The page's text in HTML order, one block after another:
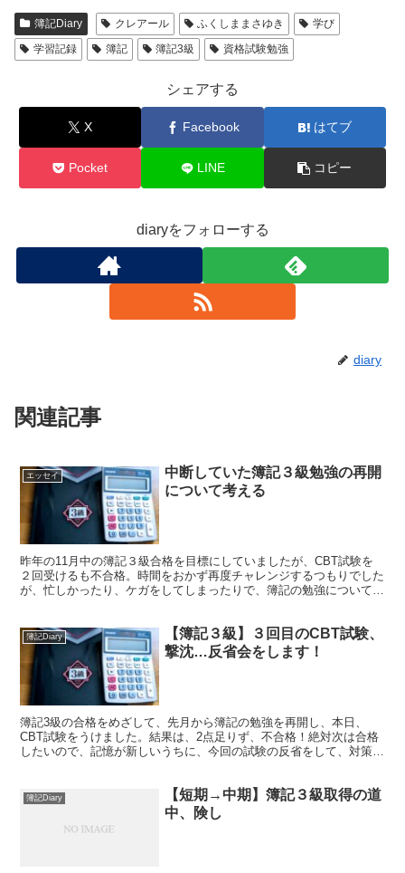
簿記Diary クレアール ふくしままさゆき
学び
学習記録
簿記 簿記3級 資格試験勉強
シェアする
X Facebook はてブ
Pocket LINE コピー
diaryをフォローする
diary
関連記事
エッセイ
中断していた簿記３級勉強の再開
について考える
昨年の11月中の簿記３級合格を目標にしていましたが、CBT試験を
２回受けるも不合格。時間をおかず再度チャレンジするつもりでした
が、忙しかったり、ケガをしてしまったりで、簿記の勉強について再
簿記Diary
【簿記３級】３回目のCBT試験、
撃沈…反省会をします！
簿記3級の合格をめざして、先月から簿記の勉強を再開し、本日、
CBT試験をうけました。結果は、2点足りず、不合格！絶対次は合格
したいので、記憶が新しいうちに、今回の試験の反省をして、対策を
簿記Diary
【短期→中期】簿記３級取得の道
中、険し